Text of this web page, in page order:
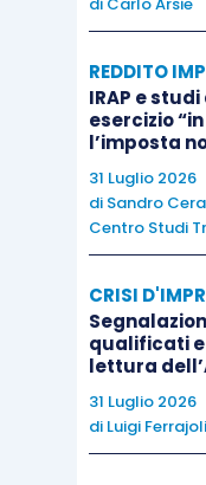
nell’ambito
movimento di
In buona
servizi
servizi
delle merci o
Il legislatore, sulla
REDDITO
IRAP e
esercizio
l’imposta
31 Luglio 2026
di Sandro
Centro Studi
CRISI
qualificati
lettura
31 Luglio 2026
di Luigi Ferrajoli